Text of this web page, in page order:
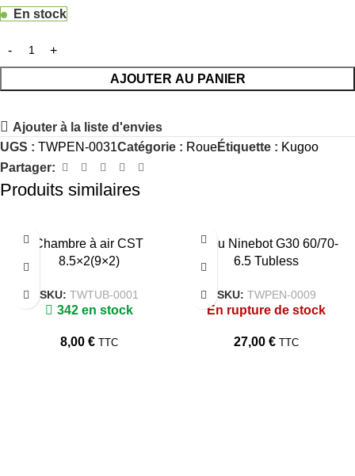
En stock
AJOUTER AU PANIER
Ajouter à la liste d'envies
UGS : TWPEN-0031Catégorie : RoueÉtiquette : Kugoo
Partager:
Produits similaires
Chambre à air CST
8.5×2(9×2)
SKU: TWTUB-0001
342 en stock
8,00 € TTC
Pneu Ninebot G30 60/70-
6.5 Tubless
SKU: TWPEN-0009
En rupture de stock
27,00 € TTC